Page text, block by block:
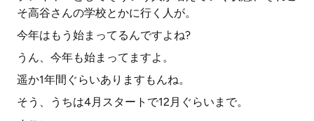
そ高谷さんの学校とかに行く人が。
今年はもう始まってるんですよね?
うん、今年も始まってますよ。
遥か1年間ぐらいありますもんね。
そう、うちは4月スタートで12月ぐらいまで。